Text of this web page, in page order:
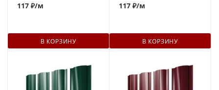
117 ₽/м
В КОРЗИНУ
117 ₽/м
В КОРЗИНУ